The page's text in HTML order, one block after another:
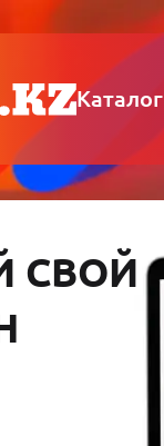
Каталог
СВОЙ